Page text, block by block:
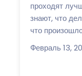
проходят
знают, что
что
Февраль 13,